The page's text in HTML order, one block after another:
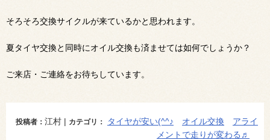
そろそろ交換サイクルが来ているかと思われます。
夏タイヤ交換と同時にオイル交換も済ませては如何でしょうか？
ご来店・ご連絡をお待ちしています。
投稿者： 江村 | カテゴリ： タイヤが安い(^^♪ オイル交換
アライ
メントで走りが変わる♬